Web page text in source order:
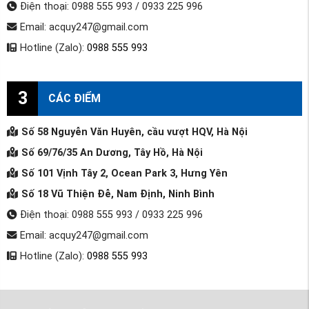
Điện thoại: 0988 555 993 / 0933 225 996
Email: acquy247@gmail.com
Hotline (Zalo): 0988 555 993
3 CÁC ĐIỂM
Số 58 Nguyễn Văn Huyên, cầu vượt HQV, Hà Nội
Số 69/76/35 An Dương, Tây Hồ, Hà Nội
Số 101 Vịnh Tây 2, Ocean Park 3, Hưng Yên
Số 18 Vũ Thiện Đễ, Nam Định, Ninh Bình
Điện thoại: 0988 555 993 / 0933 225 996
Email: acquy247@gmail.com
Hotline (Zalo): 0988 555 993